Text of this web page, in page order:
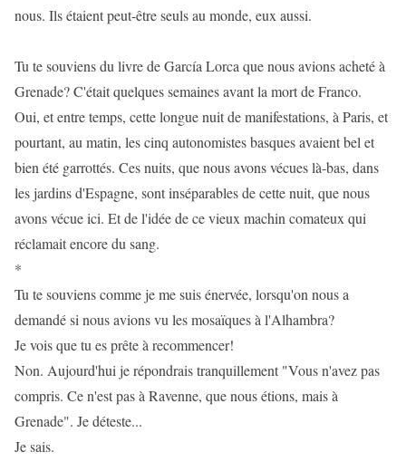
nous. Ils étaient peut-être seuls au monde, eux aussi.
Tu te souviens du livre de García Lorca que nous avions acheté à
Grenade? C'était quelques semaines avant la mort de Franco.
Oui, et entre temps, cette longue nuit de manifestations, à Paris, et
pourtant, au matin, les cinq autonomistes basques avaient bel et
bien été garrottés. Ces nuits, que nous avons vécues là-bas, dans
les jardins d'Espagne, sont inséparables de cette nuit, que nous
avons vécue ici. Et de l'idée de ce vieux machin comateux qui
réclamait encore du sang.
*
Tu te souviens comme je me suis énervée, lorsqu'on nous a
demandé si nous avions vu les mosaïques à l'Alhambra?
Je vois que tu es prête à recommencer!
Non. Aujourd'hui je répondrais tranquillement "Vous n'avez pas
compris. Ce n'est pas à Ravenne, que nous étions, mais à
Grenade". Je déteste...
Je sais.